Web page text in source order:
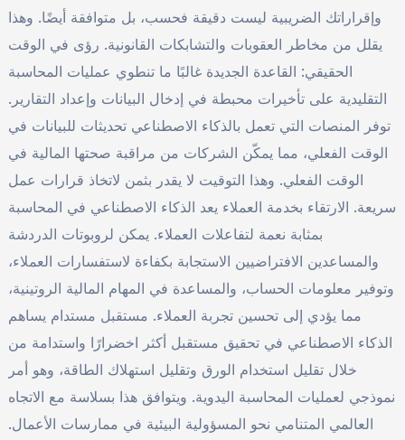
وإقراراتك الضريبية ليست دقيقة فحسب، بل متوافقة أيضًا. وهذا
يقلل من مخاطر العقوبات والتشابكات القانونية. رؤى في الوقت
الحقيقي: القاعدة الجديدة غالبًا ما تنطوي عمليات المحاسبة
التقليدية على تأخيرات محبطة في إدخال البيانات وإعداد التقارير.
توفر المنصات التي تعمل بالذكاء الاصطناعي تحديثات للبيانات في
الوقت الفعلي، مما يمكّن الشركات من مراقبة صحتها المالية في
الوقت الفعلي. وهذا التوقيت لا يقدر بثمن لاتخاذ قرارات عمل
سريعة. الارتقاء بخدمة العملاء يعد الذكاء الاصطناعي في المحاسبة
بمثابة نعمة لتفاعلات العملاء. يمكن لروبوتات الدردشة
والمساعدين الافتراضيين الاستجابة بكفاءة لاستفسارات العملاء،
وتوفير معلومات الحساب، والمساعدة في المهام المالية الروتينية،
مما يؤدي إلى تحسين تجربة العملاء. مستقبل مستدام يساهم
الذكاء الاصطناعي في تحقيق مستقبل أكثر اخضرارًا واستدامة من
خلال تقليل استخدام الورق وتقليل استهلاك الطاقة، وهو أمر
نموذجي لعمليات المحاسبة اليدوية. ويتوافق هذا بسلاسة مع الاتجاه
العالمي المتنامي نحو المسؤولية البيئية في ممارسات الأعمال.